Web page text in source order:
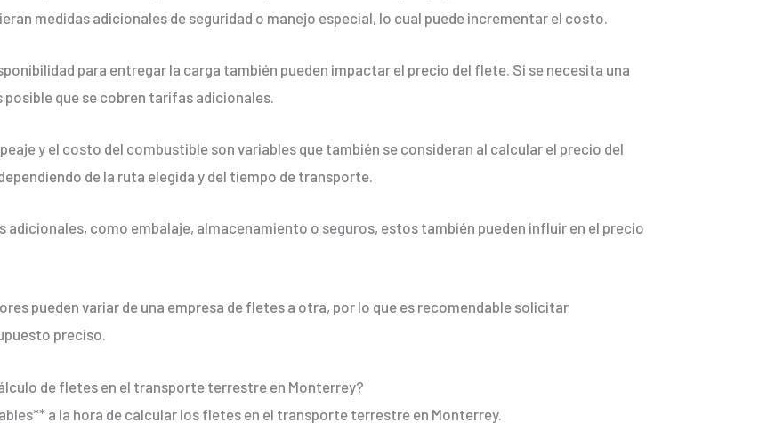
medidas adicionales de seguridad o manejo especial, lo cual puede incrementar el costo.
para entregar la carga también pueden impactar el precio del flete. Si se necesita una
que se cobren tarifas adicionales.
y el costo del combustible son variables que también se consideran al calcular el precio del
de la ruta elegida y del tiempo de transporte.
adicionales, como embalaje, almacenamiento o seguros, estos también pueden influir en el precio
pueden variar de una empresa de fletes a otra, por lo que es recomendable solicitar
preciso.
de fletes en el transporte terrestre en Monterrey?
a la hora de calcular los fletes en el transporte terrestre en Monterrey.